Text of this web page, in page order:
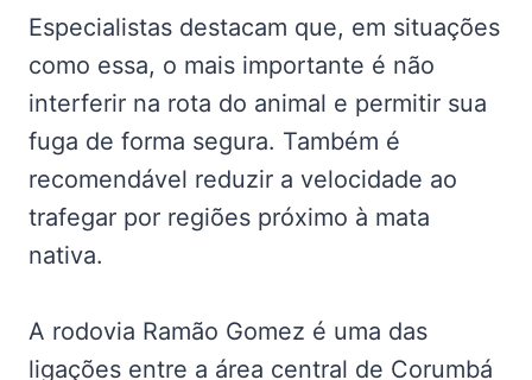
Especialistas destacam que, em situações
como essa, o mais importante é não
interferir na rota do animal e permitir sua
fuga de forma segura. Também é
recomendável reduzir a velocidade ao
trafegar por regiões próximo à mata
nativa.
A rodovia Ramão Gomez é uma das
ligações entre a área central de Corumbá